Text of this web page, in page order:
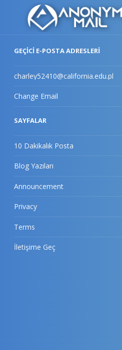
GEÇICI E-POSTA ADRESLERI
charley52410@california.edu.pl
Change Email
SAYFALAR
10 Dakikalık Posta
Blog Yazıları
Announcement
Privacy
Terms
İletişime Geç